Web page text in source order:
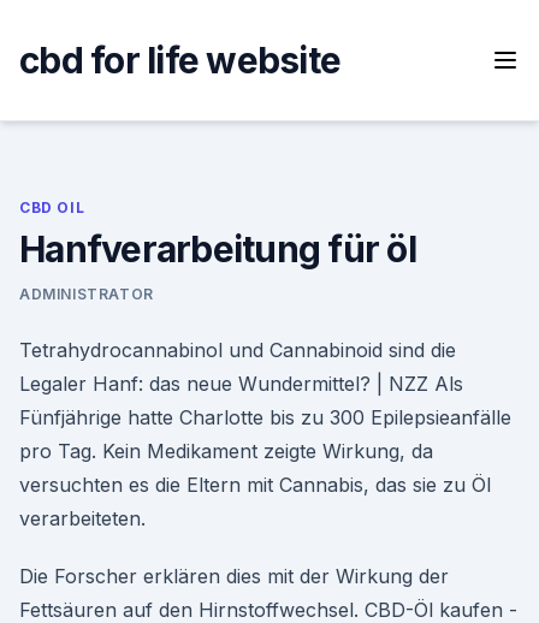
content
cbd for life website
CBD OIL
Hanfverarbeitung für öl
ADMINISTRATOR
Tetrahydrocannabinol und Cannabinoid sind die
Legaler Hanf: das neue Wundermittel? | NZZ Als
Fünfjährige hatte Charlotte bis zu 300 Epilepsieanfälle
pro Tag. Kein Medikament zeigte Wirkung, da
versuchten es die Eltern mit Cannabis, das sie zu Öl
verarbeiteten.
Die Forscher erklären dies mit der Wirkung der
Fettsäuren auf den Hirnstoffwechsel. CBD-Öl kaufen -